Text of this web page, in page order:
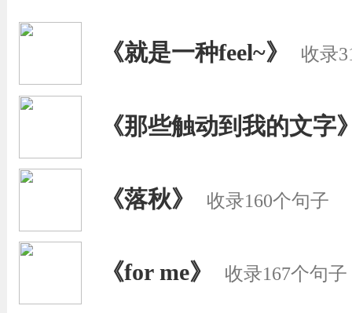
《就是一种feel~》 收录
《那些触动到我的文字
《落秋》 收录160个句子
《for me》 收录167个句子